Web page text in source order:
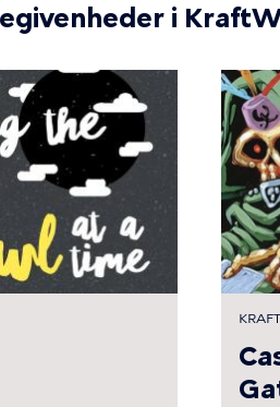
i